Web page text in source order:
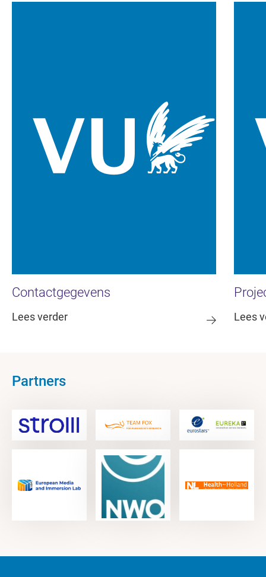
Contactgegevens
Lees verder Lees
Partners